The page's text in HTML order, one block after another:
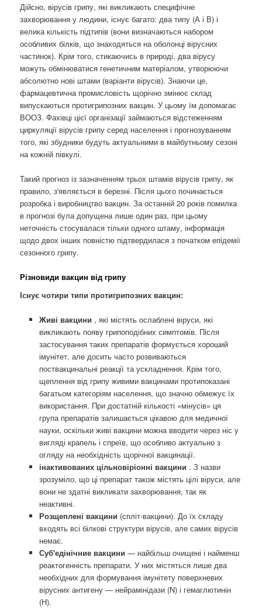
Дійсно, вірусів грипу, які викликають специфічне
захворювання у людини, існує багато: два типу (А і В) і
велика кількість підтипів (вони визначаються набором
особливих білків, що знаходяться на оболонці вірусних
частинок). Крім того, стикаючись в природі, два вірусу
можуть обмінюватися генетичним матеріалом, утворюючи
абсолютно нові штами (варіанти вірусів). Знаючи це,
фармацевтична промисловість щорічно змінює склад
випускаються протигрипозних вакцин. У цьому їм допомагає
ВООЗ. Фахівці цієї організації займаються відстеженням
циркуляції вірусів грипу серед населення і прогнозуванням
того, які збудники будуть актуальними в майбутньому сезоні
на кожній півкулі.
Такий прогноз із зазначенням трьох штамів вірусів грипу, як
правило, з'являється в березні. Після цього починається
розробка і виробництво вакцин. За останній 20 років помилка
в прогнозі була допущена лише один раз, при цьому
неточність стосувалася тільки одного штаму, інформація
щодо двох інших повністю підтвердилася з початком епідемії
сезонного грипу.
Різновиди вакцин від грипу
Існує чотири типи протигрипозних вакцин:
Живі вакцини , які містять ослаблені віруси, які
викликають появу грипоподібних симптомів. Після
застосування таких препаратів формується хороший
імунітет, але досить часто розвиваються
поствакцинальні реакції та ускладнення. Крім того,
щеплення від грипу живими вакцинами протипоказані
багатьом категоріям населення, що значно обмежує їх
використання. При достатній кількості «мінусів» ця
група препаратів залишається цікавою для медичної
науки, оскільки живі вакцини можна вводити через ніс у
вигляді крапель і спреїв, що особливо актуально з
огляду на необхідність щорічної вакцинації.
інактивованих цільновіріонні вакцини . З назви
зрозуміло, що ці препарат також містять цілі віруси, але
вони не здатні викликати захворювання, так як
неактивні.
Розщеплені вакцини (спліт-вакцини). До їх складу
входять всі білкові структури вірусів, але самих вірусів
немає.
Суб'едінічние вакцини — найбільш очищені і найменш
реактогенність препарати. У них містяться лише два
необхідних для формування імунітету поверхневих
вірусних антигену — нейрамінідази (N) і гемаглютинін
(Н).